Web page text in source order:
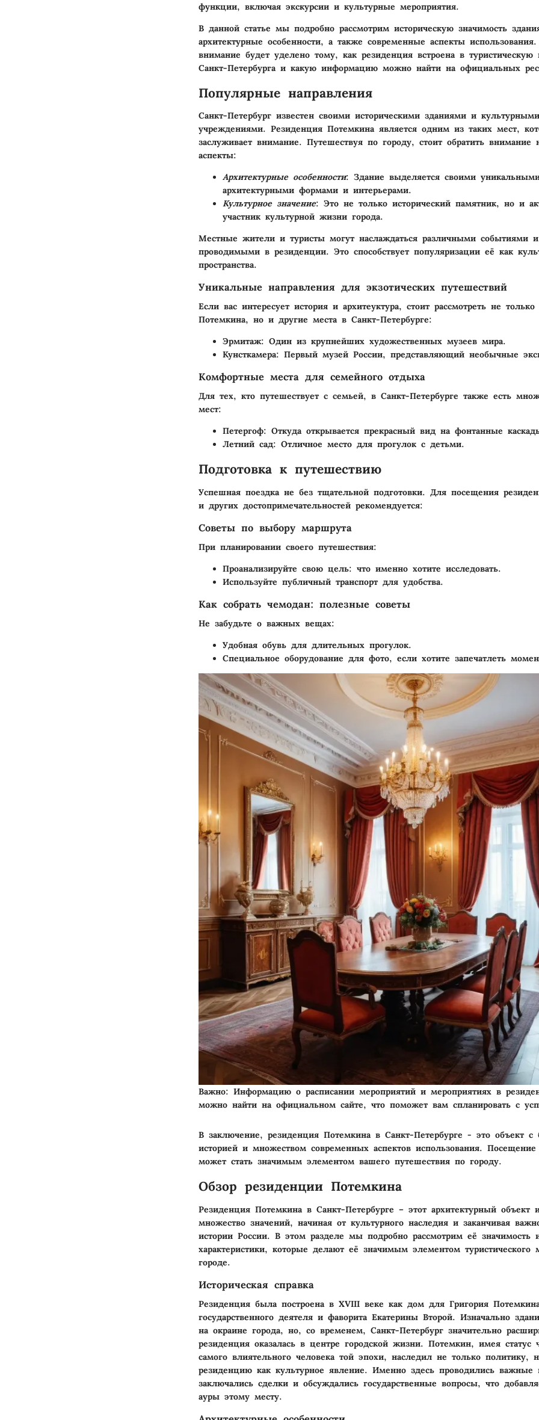
функции, включая экскурсии и культурные мероприятия.
В данной статье мы подробно рассмотрим историческую значимость
архитектурные особенности, а также современные аспекты
внимание будет уделено тому, как резиденция встроена в туристическую
Санкт-Петербурга и какую информацию можно найти на официальных
Популярные направления
Санкт-Петербург известен своими историческими зданиями и культурными
учреждениями. Резиденция Потемкина является одним из таких мест,
заслуживает вниманиe. Путешествуя по городу, стоит обратить
аспекты:
Архитектурные особенности: Здание выделяется своими
архитектурными формами и интерьерами.
Культурное значение: Это не только исторический памятник, но и
участник культурной жизни города.
Местные жители и туристы могут наслаждаться различными событиями
проводимыми в резиденции. Это способствует популяризации её как
пространства.
Уникальные направления для экзотических путешествий
Если вас интересует история и архитеуктура, стоит рассмотреть не
Потемкина, но и другие места в Санкт-Петербурге:
Эрмитаж: Один из крупнейших художественных музеев мира.
Кунсткамера: Первый музей России, представляющий необычные
Комфортные места для семейного отдыха
Для тех, кто путешествует с семьей, в Санкт-Петербурге также есть
мест:
Петергоф: Откуда открывается прекрасный вид на фонтанные
Летний сад: Отличное место для прогулок с детьми.
Подготовка к путешествию
Успешная поездка не без тщательной подготовки. Для посещения
и других достопримечательностей рекомендуется:
Советы по выбору маршрута
При планировании своего путешествия:
Проанализируйте свою цель: что именно хотите исследовать.
Используйте публичный транспорт для удобства.
Как собрать чемодан: полезные советы
Не забудьте о важных вещах:
Удобная обувь для длительных прогулок.
Специальное оборудование для фото, если хотите запечатлеть
Важно: Информацию о расписании мероприятий и мероприятиях в
можно найти на официальном сайте, что поможет вам спланировать с
В заключение, резиденция Потемкина в Санкт-Петербурге - это объект с
историей и множеством современных аспектов использования. Посещение
может стать значимым элементом вашего путешествия по городу.
Обзор резиденции Потемкина
Резиденция Потемкина в Санкт-Петербурге – этот архитектурный объект
множество значений, начиная от культурного наследия и заканчивая
истории России. В этом разделе мы подробно рассмотрим её значимость
характеристики, которые делают её значимым элементом туристического
городе.
Историческая справка
Резиденция была построена в XVIII веке как дом для Григория
государственного деятеля и фаворита Екатерины Второй. Изначально
на окраине города, но, со временем, Санкт-Петербург значительно
резиденция оказалась в центре городской жизни. Потемкин, имея статус
самого влиятельного человека той эпохи, наследил не только политику,
резиденцию как культурное явление. Именно здесь проводились важные
заключались сделки и обсуждались государственные вопросы, что
ауры этому месту.